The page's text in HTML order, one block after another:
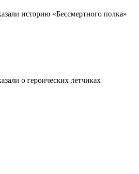
историю «Бессмертного полка»
о героических летчиках